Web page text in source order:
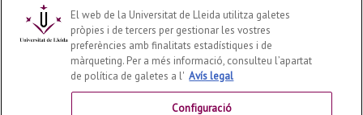
Facultat d'Infermeria i Fisioteràpia2026
El web de la Universitat de Lleida utilitza galetes
pròpies i de tercers per gestionar les vostres
preferències amb finalitats estadístiques i de
màrqueting. Per a més informació, consulteu l’apartat
de política de galetes a l' Avís legal
Configuració